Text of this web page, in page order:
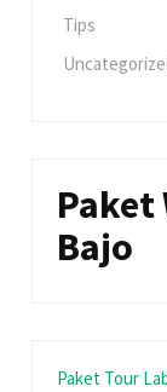
Tips
Paket
Bajo
Paket Tour